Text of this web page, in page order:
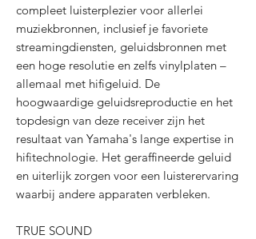
compleet luisterplezier voor allerlei
muziekbronnen, inclusief je favoriete
streamingdiensten, geluidsbronnen met
een hoge resolutie en zelfs vinylplaten –
allemaal met hifigeluid. De
hoogwaardige geluidsreproductie en het
topdesign van deze receiver zijn het
resultaat van Yamaha's lange expertise in
hifitechnologie. Het geraffineerde geluid
en uiterlijk zorgen voor een luisterervaring
waarbij andere apparaten verbleken.
TRUE SOUND